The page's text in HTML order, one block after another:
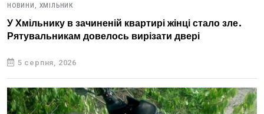
НОВИНИ, ХМІЛЬНИК
У Хмільнику в зачиненій квартирі жінці стало зле.
Рятувальникам довелось вирізати двері
5 серпня, 2026